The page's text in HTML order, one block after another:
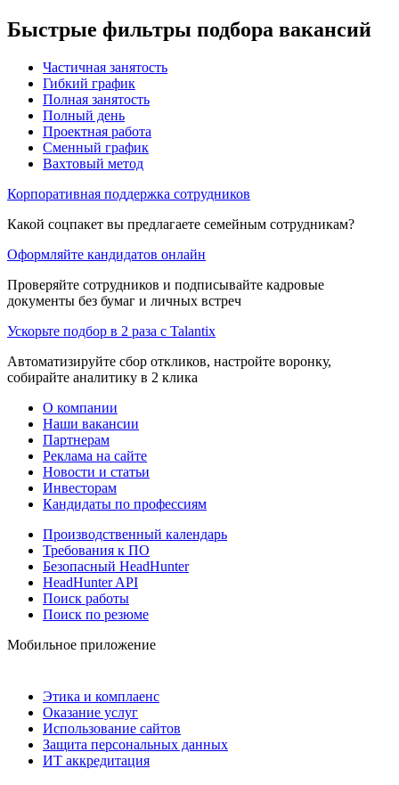
Быстрые фильтры подбора вакансий
Частичная занятость
Гибкий график
Полная занятость
Полный день
Проектная работа
Сменный график
Вахтовый метод
Корпоративная поддержка сотрудников
Какой соцпакет вы предлагаете семейным сотрудникам?
Оформляйте кандидатов онлайн
Проверяйте сотрудников и подписывайте кадровые
документы без бумаг и личных встреч
Ускорьте подбор в 2 раза с Talantix
Автоматизируйте сбор откликов, настройте воронку,
собирайте аналитику в 2 клика
О компании
Наши вакансии
Партнерам
Реклама на сайте
Новости и статьи
Инвесторам
Кандидаты по профессиям
Производственный календарь
Требования к ПО
Безопасный HeadHunter
HeadHunter API
Поиск работы
Поиск по резюме
Мобильное приложение
Этика и комплаенс
Оказание услуг
Использование сайтов
Защита персональных данных
ИТ аккредитация